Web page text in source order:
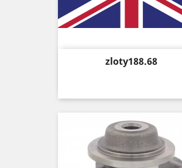
Price
zloty188.68